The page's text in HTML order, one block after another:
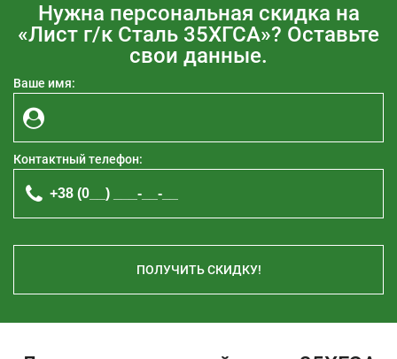
Нужна персональная скидка на
«Лист г/к Сталь 35ХГСА»? Оставьте
свои данные.
Ваше имя:
Контактный телефон:
ПОЛУЧИТЬ СКИДКУ!